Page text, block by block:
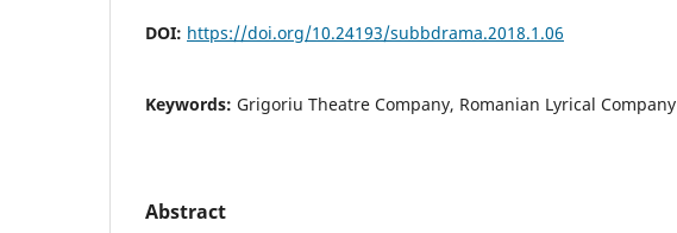
DOI: https://doi.org/10.24193/subbdrama.2018.1.06
Keywords: Grigoriu Theatre Company, Romanian Lyrical Company
Abstract